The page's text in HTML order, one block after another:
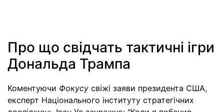
Про що свідчать тактичні ігри
Дональда Трампа
Коментуючи Фокусу свіжі заяви президента США,
експерт Національного інституту стратегічних